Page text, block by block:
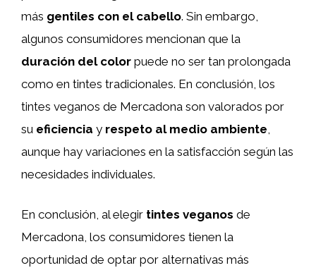
más gentiles con el cabello. Sin embargo,
algunos consumidores mencionan que la
duración del color puede no ser tan prolongada
como en tintes tradicionales. En conclusión, los
tintes veganos de Mercadona son valorados por
su eficiencia y respeto al medio ambiente
aunque hay variaciones en la satisfacción según las
necesidades individuales.
En conclusión, al elegir tintes veganos de
Mercadona, los consumidores tienen la
oportunidad de optar por alternativas más